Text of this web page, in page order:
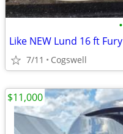
•
Like NEW Lund 16 ft Fury
7/11 Cogswell
$11,000